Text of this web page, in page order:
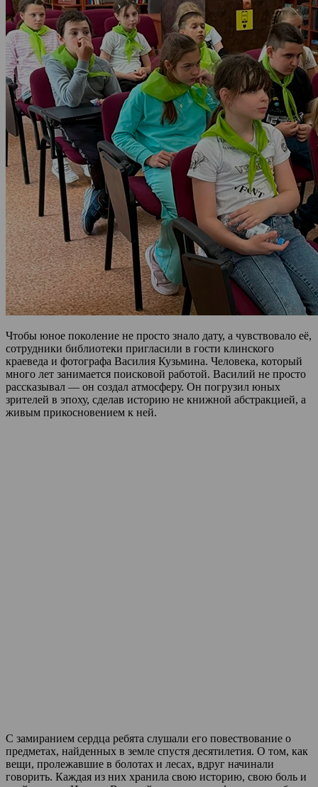
Чтобы юное поколение не просто знало дату, а чувствовало её,
сотрудники библиотеки пригласили в гости клинского
краеведа и фотографа Василия Кузьмина. Человека, который
много лет занимается поисковой работой. Василий не просто
рассказывал — он создал атмосферу. Он погрузил юных
зрителей в эпоху, сделав историю не книжной абстракцией, а
живым прикосновением к ней.
С замиранием сердца ребята слушали его повествование о
предметах, найденных в земле спустя десятилетия. О том, как
вещи, пролежавшие в болотах и лесах, вдруг начинали
говорить. Каждая из них хранила свою историю, свою боль и